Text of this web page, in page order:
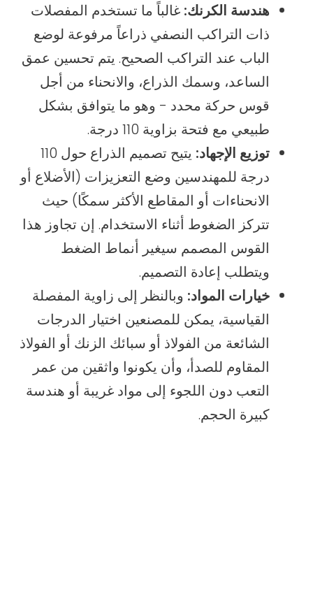
هندسة الكرنك:غالباً ما تستخدم المفصلات
ذات التراكب النصفي ذراعاً مرفوعة لوضع
الباب عند التراكب الصحيح. يتم تحسين عمق
الساعد، وسمك الذراع، والانحناء من أجل
قوس حركة محدد - وهو ما يتوافق بشكل
طبيعي مع فتحة بزاوية 110 درجة.
توزيع الإجهاد:
يتيح تصميم الذراع حول 110
درجة للمهندسين وضع التعزيزات (الأضلاع أو
الانحناءات أو المقاطع الأكثر سمكًا) حيث
تتركز الضغوط أثناء الاستخدام. إن تجاوز هذا
القوس المصمم سيغير أنماط الضغط
ويتطلب إعادة التصميم.
خيارات المواد: وبالنظر إلى زاوية المفصلة
القياسية، يمكن للمصنعين اختيار الدرجات
الشائعة من الفولاذ أو سبائك الزنك أو الفولاذ
المقاوم للصدأ، وأن يكونوا واثقين من عمر
التعب دون اللجوء إلى مواد غريبة أو هندسة
كبيرة الحجم.